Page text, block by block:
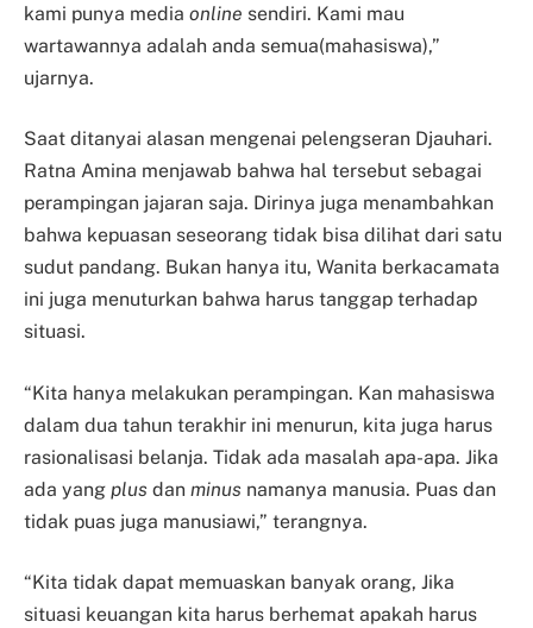
kami punya media online sendiri. Kami mau
wartawannya adalah anda semua(mahasiswa),”
ujarnya.
Saat ditanyai alasan mengenai pelengseran Djauhari.
Ratna Amina menjawab bahwa hal tersebut sebagai
perampingan jajaran saja. Dirinya juga menambahkan
bahwa kepuasan seseorang tidak bisa dilihat dari satu
sudut pandang. Bukan hanya itu, Wanita berkacamata
ini juga menuturkan bahwa harus tanggap terhadap
situasi.
“Kita hanya melakukan perampingan. Kan mahasiswa
dalam dua tahun terakhir ini menurun, kita juga harus
rasionalisasi belanja. Tidak ada masalah apa-apa. Jika
ada yang plus dan minus namanya manusia. Puas dan
tidak puas juga manusiawi,” terangnya.
“Kita tidak dapat memuaskan banyak orang, Jika
situasi keuangan kita harus berhemat apakah harus